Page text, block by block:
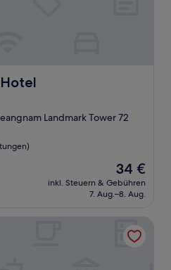
Landmark Tower 72
Der
Preis
beträgt
34 €
inkl. Steuern & Gebühren
7. Aug.–8. Aug.